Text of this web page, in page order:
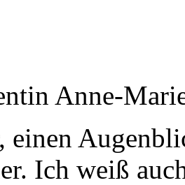
Anne-
einen
Ich weiß